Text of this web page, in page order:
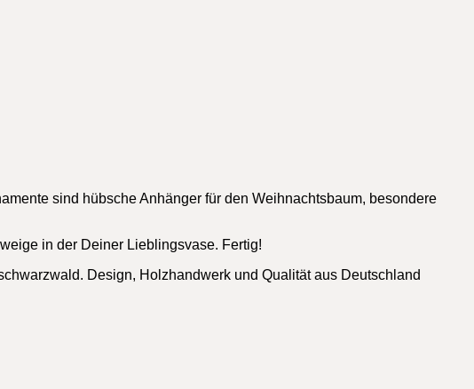
sind hübsche Anhänger für den Weihnachtsbaum, besondere
in der Deiner Lieblingsvase. Fertig!
Design, Holzhandwerk und Qualität aus Deutschland